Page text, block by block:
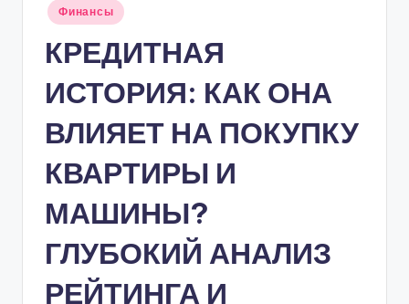
ф
ы
Опубликовано
в
Финансы
КРЕДИТНАЯ
ИСТОРИЯ: КАК ОНА
ВЛИЯЕТ НА ПОКУПКУ
КВАРТИРЫ И
МАШИНЫ?
ГЛУБОКИЙ АНАЛИЗ
РЕЙТИНГА И